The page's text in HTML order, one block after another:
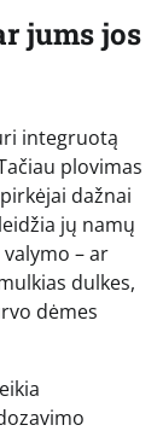
jums jos
integruotą
plovimas
dažnai
jų namų
– ar
dulkes,
dėmes